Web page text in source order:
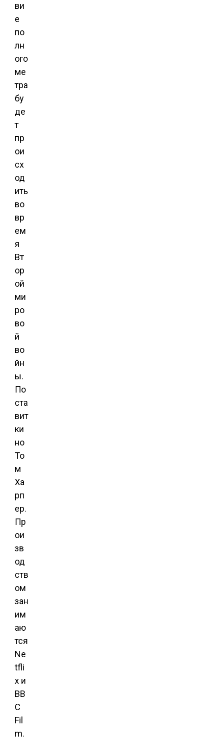
ви
е
по
лн
ого
ме
тра
бу
де
т
пр
ои
сх
од
ить
во
вр
ем
я
Вт
ор
ой
ми
ро
во
й
во
йн
ы.
По
ста
вит
ки
но
То
м
Ха
рп
ер.
Пр
ои
зв
од
ств
ом
зан
им
аю
тся
Ne
tfli
x и
BB
C
Fil
m.